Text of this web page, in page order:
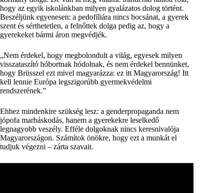
hogy az egyik iskolánkban milyen gyalázatos dolog történt.
Beszéljünk egyenesen: a pedofíliára nincs bocsánat, a gyerek
szent és sérthetetlen, a felnőttek dolga pedig az, hogy a
gyerekeket bármi áron megvédjék.
Nem érdekel, hogy megbolondult a világ, egyesek milyen
visszataszító hóbortnak hódolnak, és nem érdekel bennünket,
hogy Brüsszel ezt mivel magyarázza: ez itt Magyarország! Itt
kell lennie Európa legszigorúbb gyermekvédelmi
rendszerének.
Ehhez mindenkire szükség lesz: a genderpropaganda nem
jópofa marháskodás, hanem a gyerekekre leselkedő
legnagyobb veszély. Efféle dolgoknak nincs keresnivalója
Magyarországon. Számítok önökre, hogy ezt a munkát el
tudjuk végezni – zárta szavait.